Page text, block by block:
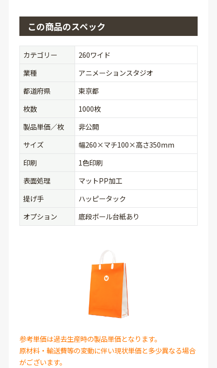
この商品のスペック
カテゴリー
260ワイド
業種
アニメーションスタジオ
都道府県
東京都
枚数
1000枚
製品単価／枚
非公開
サイズ
幅260×マチ100×高さ350mm
印刷
1色印刷
表面処理
マットPP加工
提げ手
ハッピータック
オプション
底段ボール台紙あり
参考単価は過去生産時の製品単価となります。
原材料・輸送費等の変動に伴い現状単価と多少異なる場合
がございます。